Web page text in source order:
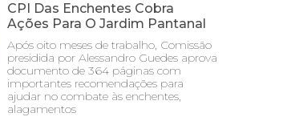
CPI Das Enchentes Cobra
Ações Para O Jardim Pantanal
Após oito meses de trabalho, Comissão
presidida por Alessandro Guedes aprova
documento de 364 páginas com
importantes recomendações para
ajudar no combate às enchentes,
alagamentos